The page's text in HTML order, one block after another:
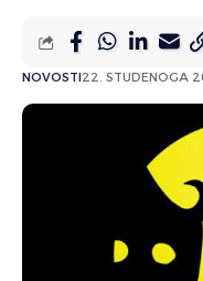
NOVOSTI22. STUDENOGA